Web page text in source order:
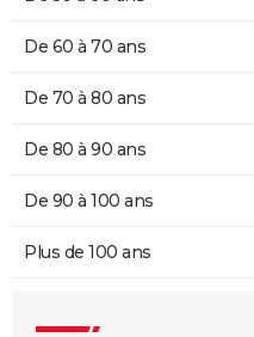
De 60 à 70 ans
De 70 à 80 ans
De 80 à 90 ans
De 90 à 100 ans
Plus de 100 ans